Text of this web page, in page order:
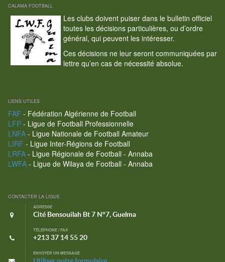
CALAMA FOOTBALL
Les clubs doivent puiser dans le bulletin officiel
toutes les décisions particulières, ou d’ordre
général, qui peuvent les intéresser.
Ces décisions ne leur seront communiquées par
lettre qu’en cas de nécessité absolue.
LIENS UTILES
FAF - Fédération Algérienne de Football
LFP- Ligue de Football Professionnelle
LNFA- Ligue Nationale de Football Amateur
LIRF - Ligue Inter-Régions de Football
LRFA- Ligue Régionale de Football - Annaba
LWFA- Ligue de Wilaya de Football - Annaba
CONTACTER LA LIGUE
ADRESSE
Cité Bensouilah Bt 7 N°7, Guelma
TÉLÉPHONE / FAX
+213 37 14 55 20
ENVOYER UN MESSAGE